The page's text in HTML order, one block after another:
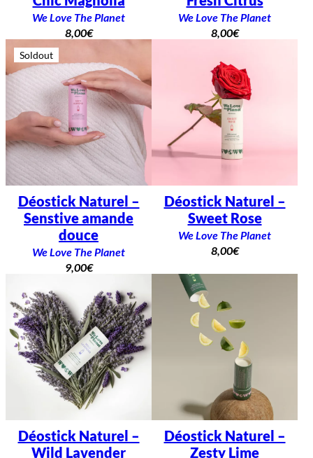
We Love The Planet
8,00€
We Love The Planet
8,00€
Soldout
Déostick Naturel –
Senstive amande
douce
We Love The Planet
9,00€
Déostick Naturel –
Sweet Rose
We Love The Planet
8,00€
Déostick Naturel –
Wild Lavender
Déostick Naturel –
Zesty Lime